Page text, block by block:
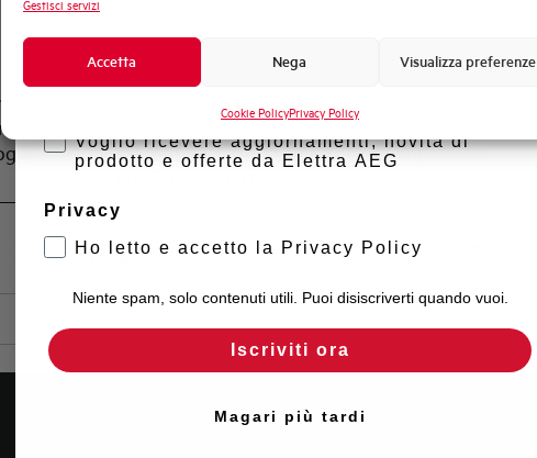
Gestisci servizi
Accetta Nega Visualizza preferenze
Cookie PolicyPrivacy Policy
Scopri dove
acquistare
accedi rapidamente ai nostri prodotti e
soluzioni in pochi semplici passi. Scopri come
Mappa
Formazione tecnica
Voglio ricevere aggiornamenti, novità di
prodotto e offerte da Elettra AEG
Privacy
Ho letto e accetto la Privacy Policy
Niente spam, solo contenuti utili. Puoi disiscriverti quando vuoi.
Iscriviti ora
Magari più tardi